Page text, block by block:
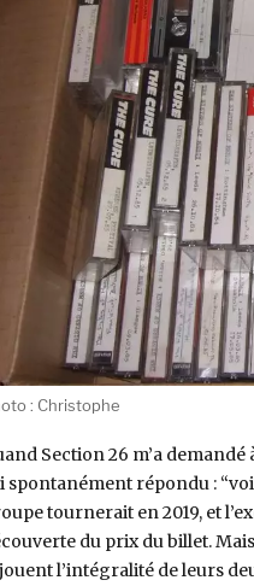
: Christophe
Section 26 m’a
spontanément répondu :
tournerait en 2019, et
du prix du billet.
l’intégralité de leurs